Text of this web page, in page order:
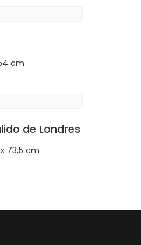
cm
de Londres
73,5 cm